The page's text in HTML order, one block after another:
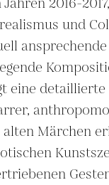
und
eine
alten Märchen